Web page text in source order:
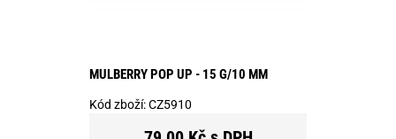
MULBERRY POP UP - 15 G/10 MM
Kód zboží:CZ5910